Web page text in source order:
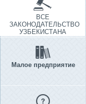
ВСЕ
ЗАКОНОДАТЕЛЬСТВО
УЗБЕКИСТАНА
Малое предприятие